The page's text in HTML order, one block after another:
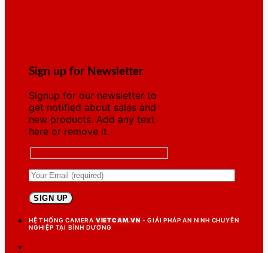
Sign up for Newsletter
Signup for our newsletter to
get notified about sales and
new products. Add any text
here or remove it.
HỆ THỐNG CAMERA VIETCAM.VN - GIẢI PHÁP AN NINH CHUYÊN
NGHIỆP TẠI BÌNH DƯƠNG